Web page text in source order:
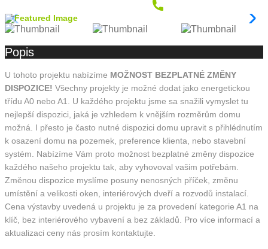
Popis
U tohoto projektu nabízíme MOŽNOST BEZPLATNÉ ZMĚNY
DISPOZICE! Všechny projekty je možné dodat jako energetickou
třídu A0 nebo A1. U každého projektu jsme sa snažili vymyslet tu
nejlepší dispozici, jaká je vzhledem k vnějším rozměrům domu
možná. I přesto je často nutné dispozici domu upravit s přihlédnutím
k osazení domu na pozemek, preference klienta, nebo stavební
systém. Nabízíme Vám proto možnost bezplatné změny dispozice
každého našeho projektu tak, aby vyhovoval vašim potřebám.
Změnou dispozice myslíme posuny nenosných příček, změnu
umístění a velikosti oken, interiérových dveří a rozvodů instalací.
Cena výstavby uvedená u projektu je za provedení kategorie A1 na
klíč, bez interiérového vybavení a bez základů. Pro více informací a
aktualizaci ceny nás prosím kontaktujte.